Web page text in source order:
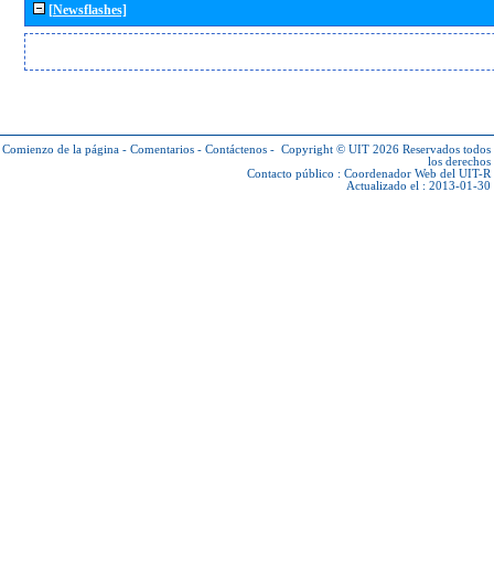
[Newsflashes]
Comienzo de la página - Comentarios - Contáctenos - Copyright © UIT 2026 Reservados todos
los derechos
Contacto público : Coordenador Web del UIT-R
Actualizado el : 2013-01-30